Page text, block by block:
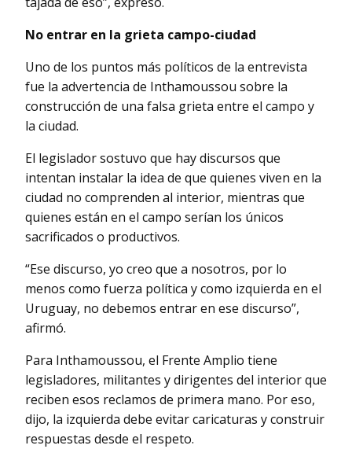
No entrar en la grieta campo-ciudad
Uno de los puntos más políticos de la entrevista
fue la advertencia de Inthamoussou sobre la
construcción de una falsa grieta entre el campo y
la ciudad.
El legislador sostuvo que hay discursos que
intentan instalar la idea de que quienes viven en la
ciudad no comprenden al interior, mientras que
quienes están en el campo serían los únicos
sacrificados o productivos.
“Ese discurso, yo creo que a nosotros, por lo
menos como fuerza política y como izquierda en el
Uruguay, no debemos entrar en ese discurso”,
afirmó.
Para Inthamoussou, el Frente Amplio tiene
legisladores, militantes y dirigentes del interior que
reciben esos reclamos de primera mano. Por eso,
dijo, la izquierda debe evitar caricaturas y construir
respuestas desde el respeto.